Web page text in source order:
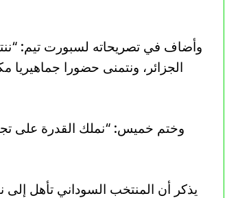
وأضاف في تصريحاته لسبورت تيم:
الجزائر، ونتمنى حضورا
وختم خميس: “نملك القدرة على
يذكر أن المنتخب السوداني تأهل